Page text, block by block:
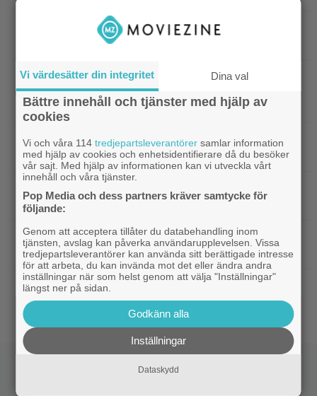
|Kvällens tv-tips: Du kan inte ana
vem som är mördaren i ”Beck” nummer 20
Christopher Nolan|På tv ikväll: En av Nolans
bästa filmer fyller 20 – gick nästan till en annan
regissör
TV-spel|På tv ikväll: Edward Norton gjorde sin
hyllade filmdebut i denna skarpa thriller
Fantasy | Sista säsongen av ”The Witcher”
försenas – släpps 2027
Netflix|Nu på Netflix: Tidlös krigsklassiker från
1961 fick fullpott
Klassiker|”Hajen” i topp när Empires läsare
korar tidernas 100 bästa filmer
Vi värdesätter din integritet Dina val
Bättre innehåll och tjänster med hjälp av
cookies
Vi och våra 114tredjepartsleverantörer samlar information
med hjälp av cookies och enhetsidentifierare då du besöker
vår sajt. Med hjälp av informationen kan vi utveckla vårt
innehåll och våra tjänster.
Pop Media och dess partners kräver samtycke för
följande:
Genom att acceptera tillåter du databehandling inom
tjänsten, avslag kan påverka användarupplevelsen. Vissa
tredjepartsleverantörer kan använda sitt berättigade intresse
för att arbeta, du kan invända mot det eller ändra andra
inställningar när som helst genom att välja "Inställningar"
längst ner på sidan.
Godkänn alla
Inställningar
Dataskydd